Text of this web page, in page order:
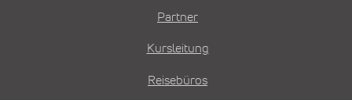
Partner
Kursleitung
Reisebüros